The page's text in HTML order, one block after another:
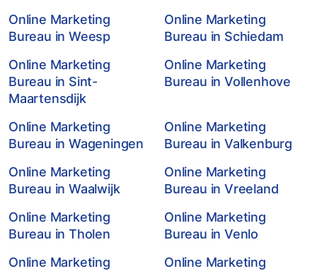
Online Marketing
Bureau in Weesp
Online Marketing
Bureau in Schiedam
Online Marketing
Bureau in Sint-
Maartensdijk
Online Marketing
Bureau in Vollenhove
Online Marketing
Bureau in Wageningen
Online Marketing
Bureau in Valkenburg
Online Marketing
Bureau in Waalwijk
Online Marketing
Bureau in Vreeland
Online Marketing
Bureau in Tholen
Online Marketing
Bureau in Venlo
Online Marketing
Online Marketing